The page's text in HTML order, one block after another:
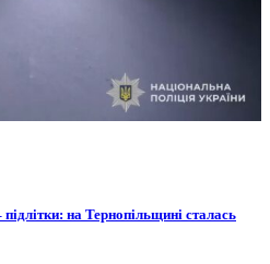
на Тернопільщині сталась